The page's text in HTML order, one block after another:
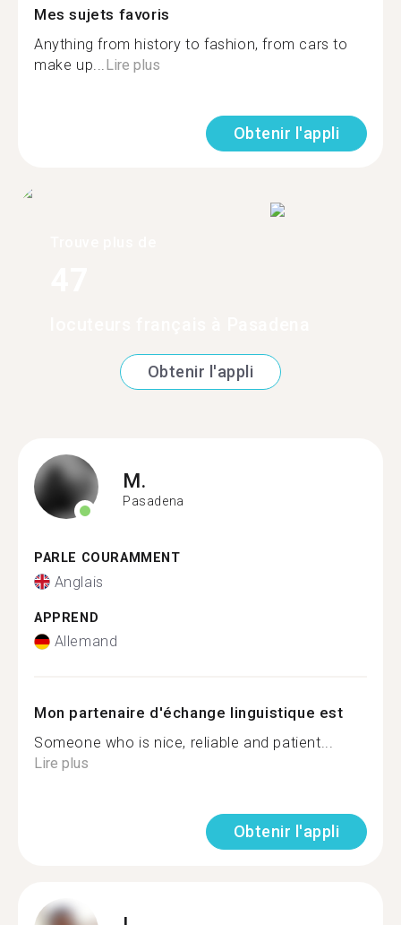
Mes sujets favoris
Anything from history to fashion, from cars to
make up... Lire plus
Obtenir l'appli
Obtenir l'appli
M.
Pasadena
PARLE COURAMMENT
Anglais
APPREND
Allemand
Mon partenaire d'échange linguistique est
Someone who is nice, reliable and patient...
Lire plus
Obtenir l'appli